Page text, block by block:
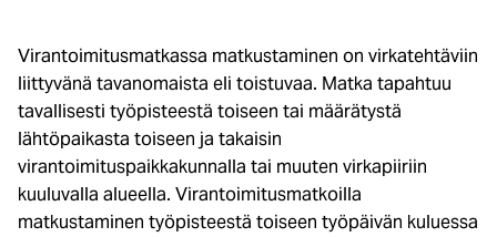
Virantoimitusmatkassa matkustaminen on virkatehtäviin
liittyvänä tavanomaista eli toistuvaa. Matka tapahtuu
tavallisesti työpisteestä toiseen tai määrätystä
lähtöpaikasta toiseen ja takaisin
virantoimituspaikkakunnalla tai muuten virkapiiriin
kuuluvalla alueella. Virantoimitusmatkoilla
matkustaminen työpisteestä toiseen työpäivän kuluessa